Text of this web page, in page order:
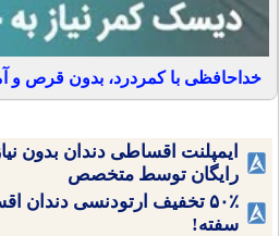
خداحافظی با کمردرد، بدون قرص و
ایمپلنت اقساطی دندان بدون
رایگان توسط متخصص
۵۰٪ تخفیف ارتودنسی دندان
سفته!